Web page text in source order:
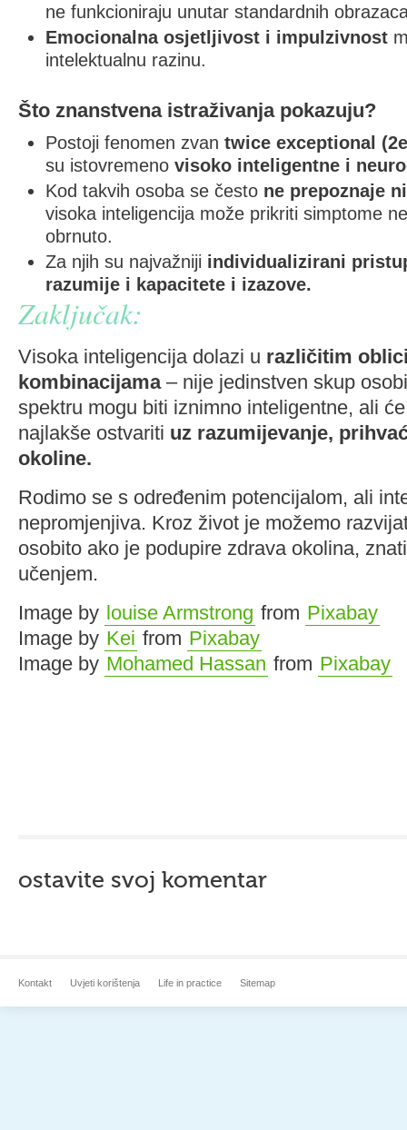
ne funkcioniraju unutar standardnih
Emocionalna osjetljivost i impulzivnost
intelektualnu razinu.
Što znanstvena istraživanja pokazuju?
Postoji fenomen zvan twice exceptional
su istovremeno visoko inteligentne i
Kod takvih osoba se često ne prepoznaje
visoka inteligencija može prikriti simptome
obrnuto.
Za njih su najvažniji individualizirani
razumije i kapacitete i izazove.
Zaključak:
Visoka inteligencija dolazi u različitim
kombinacijama– nije jedinstven skup
spektru mogu biti iznimno inteligentne, ali
najlakše ostvariti uz razumijevanje,
okoline.
Rodimo se s određenim potencijalom, ali
nepromjenjiva. Kroz život je možemo
osobito ako je podupire zdrava okolina,
učenjem.
Image by louise Armstrong from Pixabay
Image by Kei from Pixabay
Image by Mohamed Hassan from Pixabay
ostavite svoj komentar
Kontakt Uvjeti korištenja Life in practice Sitemap